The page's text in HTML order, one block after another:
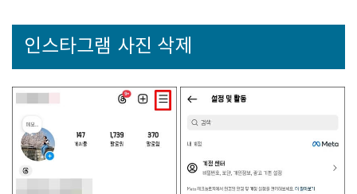
인스타그램 사진 삭제